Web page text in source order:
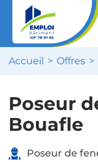
Accueil Offres
Poseur
Bouafle
Poseur de